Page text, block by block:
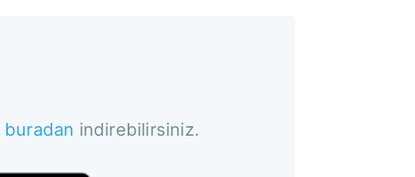
buradan indirebilirsiniz.